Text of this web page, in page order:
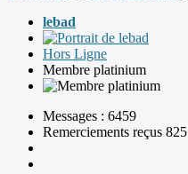
lebad
Hors Ligne
Membre platinium
Messages : 6459
Remerciements reçus 825